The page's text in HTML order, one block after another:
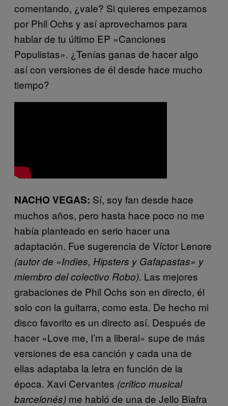
comentando, ¿vale? Si quieres empezamos
por Phil Ochs y así aprovechamos para
hablar de tu último EP «Canciones
Populistas». ¿Tenías ganas de hacer algo
así con versiones de él desde hace mucho
tiempo?
NACHO VEGAS: Sí, soy fan desde hace
muchos años, pero hasta hace poco no me
había planteado en serio hacer una
adaptación. Fue sugerencia de Víctor Lenore
(autor de «Indies, Hipsters y Gafapastas» y
miembro del colectivo Robo). Las mejores
grabaciones de Phil Ochs son en directo, él
solo con la guitarra, como esta. De hecho mi
disco favorito es un directo así. Después de
hacer «Love me, I’m a liberal» supe de más
versiones de esa canción y cada una de
ellas adaptaba la letra en función de la
época. Xavi Cervantes (crítico musical
barcelonés) me habló de una de Jello Biafra